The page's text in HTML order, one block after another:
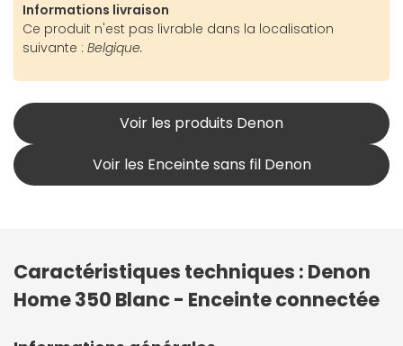
Informations livraison
Ce produit n'est pas livrable dans la localisation
suivante : Belgique.
Voir les produits Denon
Voir les Enceinte sans fil Denon
Caractéristiques techniques : Denon
Home 350 Blanc - Enceinte connectée